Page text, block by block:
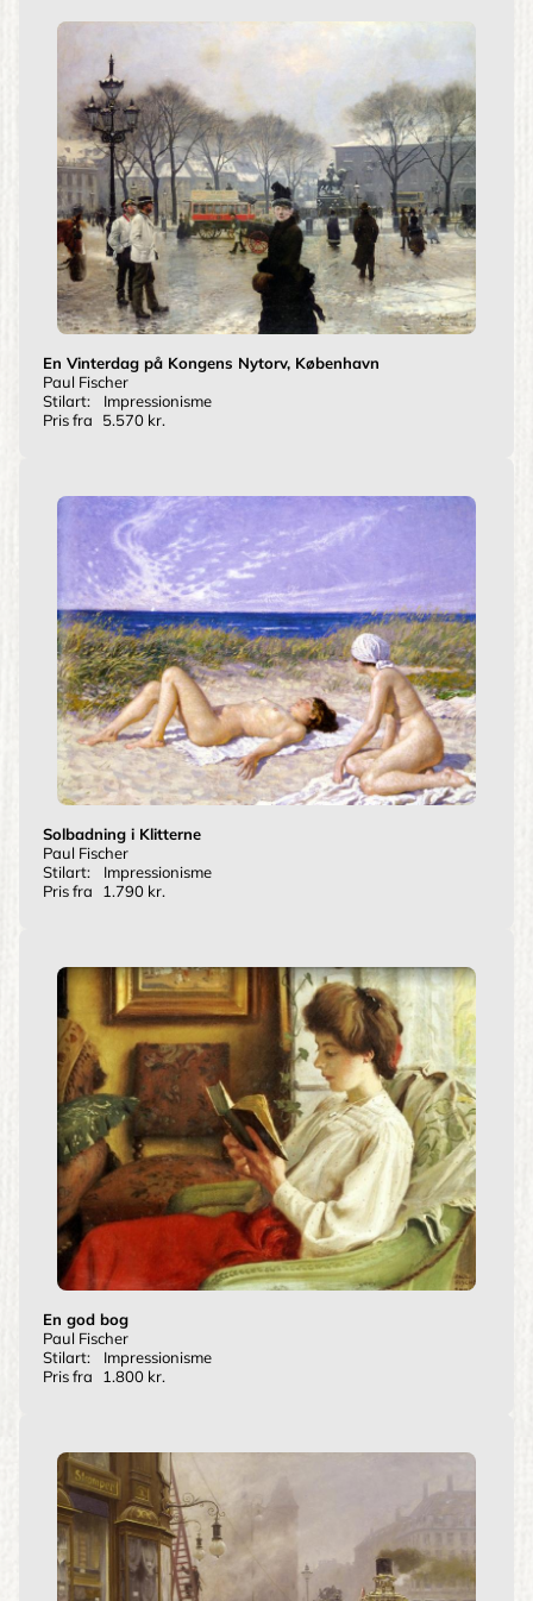
En Vinterdag på Kongens Nytorv, København
Paul Fischer
Stilart:
Impressionisme
Pris fra
5.570 kr.
Solbadning i Klitterne
Paul Fischer
Stilart:
Impressionisme
Pris fra
1.790 kr.
En god bog
Paul Fischer
Stilart:
Impressionisme
Pris fra
1.800 kr.